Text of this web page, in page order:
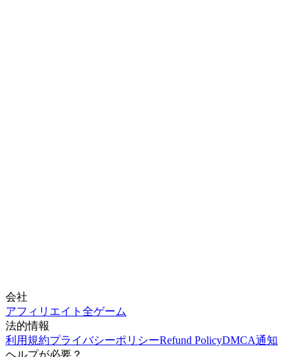
会社
アフィリエイト 全ゲーム
法的情報
利用規約プライバシーポリシーRefund PolicyDMCA通知